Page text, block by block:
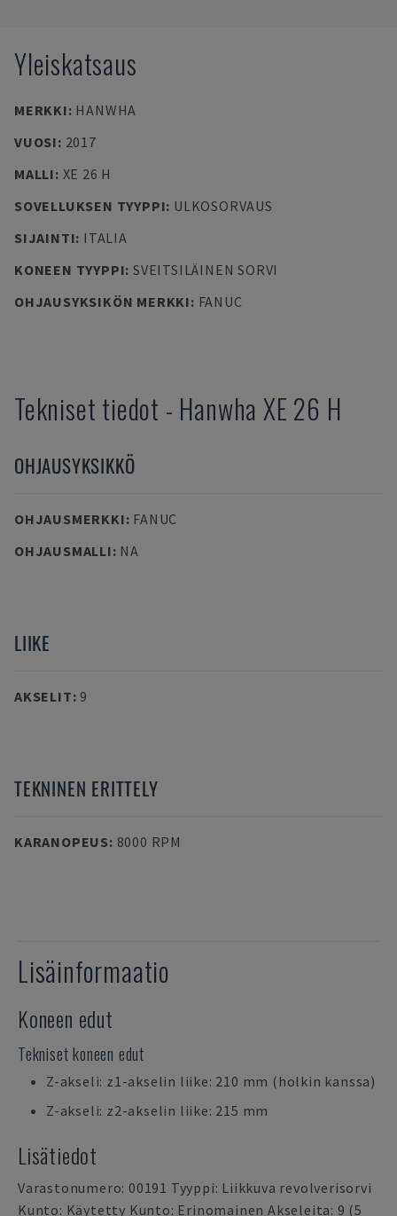
Yleiskatsaus
MERKKI: HANWHA
VUOSI: 2017
MALLI: XE 26 H
SOVELLUKSEN TYYPPI: ULKOSORVAUS
SIJAINTI: ITALIA
KONEEN TYYPPI: SVEITSILÄINEN SORVI
OHJAUSYKSIKÖN MERKKI: FANUC
Tekniset tiedot - Hanwha XE 26 H
OHJAUSYKSIKKÖ
OHJAUSMERKKI: FANUC
OHJAUSMALLI: NA
LIIKE
AKSELIT: 9
TEKNINEN ERITTELY
KARANOPEUS: 8000 RPM
Lisäinformaatio
Koneen edut
Tekniset koneen edut
Z-akseli: z1-akselin liike: 210 mm (holkin kanssa)
Z-akseli: z2-akselin liike: 215 mm
Lisätiedot
Varastonumero: 00191 Tyyppi: Liikkuva revolverisorvi
Kunto: Käytetty Kunto: Erinomainen Akseleita: 9 (5